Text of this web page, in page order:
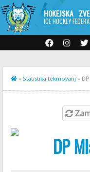
HOKEJSKA
ICE HOCKEY
» Statistika tekmovanj »
DP